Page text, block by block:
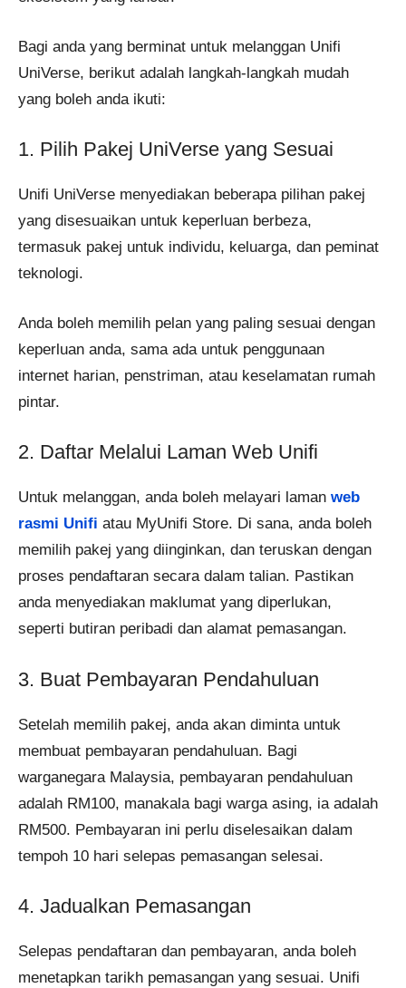
Bagi anda yang berminat untuk melanggan Unifi
UniVerse, berikut adalah langkah-langkah mudah
yang boleh anda ikuti:
1. Pilih Pakej UniVerse yang Sesuai
Unifi UniVerse menyediakan beberapa pilihan pakej
yang disesuaikan untuk keperluan berbeza,
termasuk pakej untuk individu, keluarga, dan peminat
teknologi.
Anda boleh memilih pelan yang paling sesuai dengan
keperluan anda, sama ada untuk penggunaan
internet harian, penstriman, atau keselamatan rumah
pintar.
2. Daftar Melalui Laman Web Unifi
Untuk melanggan, anda boleh melayari laman web
rasmi Unifi atau MyUnifi Store. Di sana, anda boleh
memilih pakej yang diinginkan, dan teruskan dengan
proses pendaftaran secara dalam talian. Pastikan
anda menyediakan maklumat yang diperlukan,
seperti butiran peribadi dan alamat pemasangan.
3. Buat Pembayaran Pendahuluan
Setelah memilih pakej, anda akan diminta untuk
membuat pembayaran pendahuluan. Bagi
warganegara Malaysia, pembayaran pendahuluan
adalah RM100, manakala bagi warga asing, ia adalah
RM500. Pembayaran ini perlu diselesaikan dalam
tempoh 10 hari selepas pemasangan selesai.
4. Jadualkan Pemasangan
Selepas pendaftaran dan pembayaran, anda boleh
menetapkan tarikh pemasangan yang sesuai. Unifi